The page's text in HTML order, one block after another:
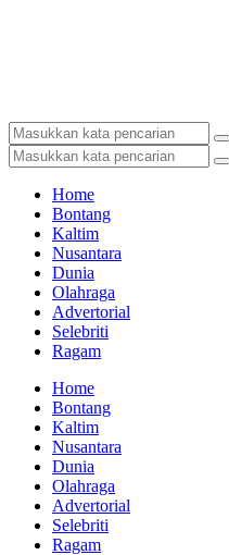
Home
Bontang
Kaltim
Nusantara
Dunia
Olahraga
Advertorial
Selebriti
Ragam
Home
Bontang
Kaltim
Nusantara
Dunia
Olahraga
Advertorial
Selebriti
Ragam